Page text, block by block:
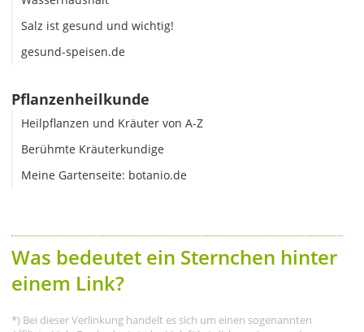
Salz ist gesund und wichtig!
gesund-speisen.de
Pflanzenheilkunde
Heilpflanzen und Kräuter von A-Z
Berühmte Kräuterkundige
Meine Gartenseite: botanio.de
Was bedeutet ein Sternchen hinter
einem Link?
*) Bei dieser Verlinkung handelt es sich um einen sogenannten